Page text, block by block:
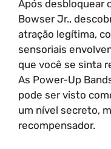
Após desbloquear
Bowser Jr.,
atração legítima,
sensoriais
que você se sinta
As Power-Up
pode ser visto
um nível secreto,
recompensador.